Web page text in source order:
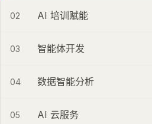
02 AI 培训赋能
03 智能体开发
04 数据智能分析
05 AI 云服务